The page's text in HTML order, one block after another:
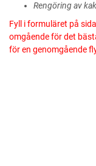
Rengöring av
Fyll i formuläret på
omgående för det
för en genomgående